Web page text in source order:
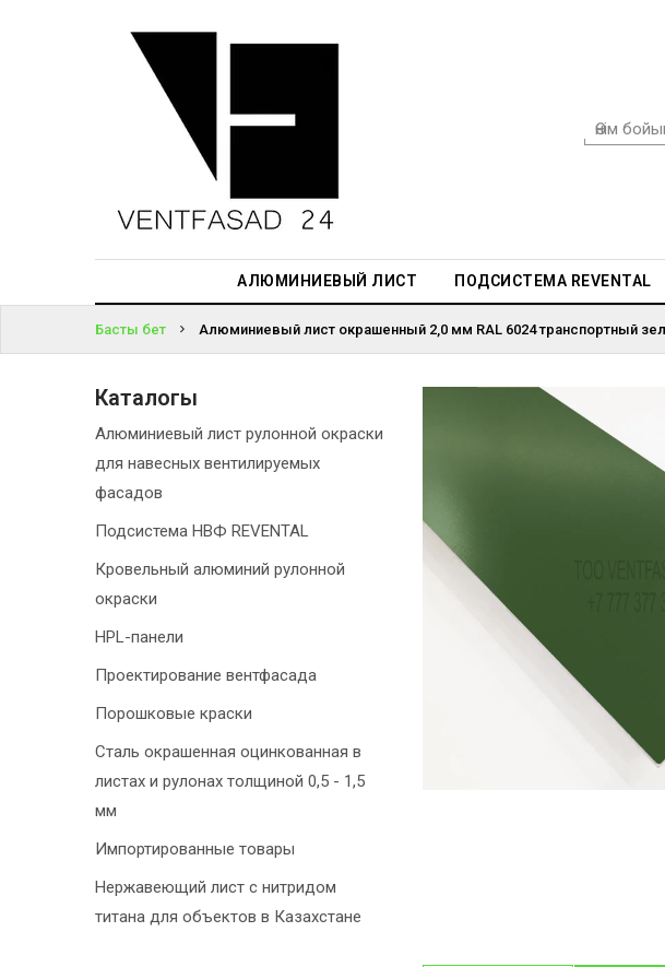
АЛЮМИНИЕВЫЙ ЛИСТ ПОДСИСТЕМА REVENTAL
АЛЮМИНИЕВЫЙ
ПРОЕКТИРОВАНИЕ
КІРІҢІЗ
ПАРОЛЬДІ
БА?
Басты бет Алюминиевый лист окрашенный 2,0 мм RAL 6024 транспортный
Каталогы
Алюминиевый лист рулонной окраски
для навесных вентилируемых
фасадов
Подсистема НВФ REVENTAL
Кровельный алюминий рулонной
окраски
HPL-панели
Проектирование вентфасада
Порошковые краски
Сталь окрашенная оцинкованная в
листах и рулонах толщиной 0,5 - 1,5
мм
Импортированные товары
Нержавеющий лист с нитридом
титана для объектов в Казахстане